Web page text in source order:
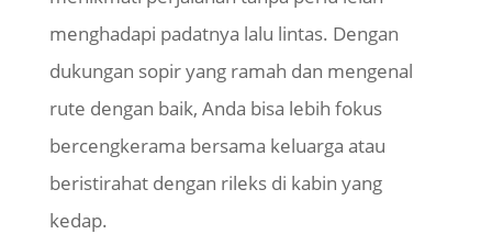
menghadapi padatnya lalu lintas. Dengan
dukungan sopir yang ramah dan mengenal
rute dengan baik, Anda bisa lebih fokus
bercengkerama bersama keluarga atau
beristirahat dengan rileks di kabin yang
kedap.